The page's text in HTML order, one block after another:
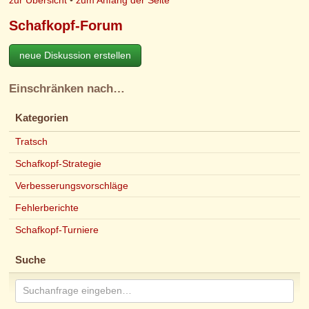
Schafkopf-Forum
neue Diskussion erstellen
Einschränken nach…
Kategorien
Tratsch
Schafkopf-Strategie
Verbesserungsvorschläge
Fehlerberichte
Schafkopf-Turniere
Suche